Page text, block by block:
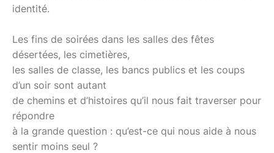
identité.
Les fins de soirées dans les salles des fêtes
désertées, les cimetières,
les salles de classe, les bancs publics et les coups
d’un soir sont autant
de chemins et d’histoires qu’il nous fait traverser pour
répondre
à la grande question : qu’est-ce qui nous aide à nous
sentir moins seul ?